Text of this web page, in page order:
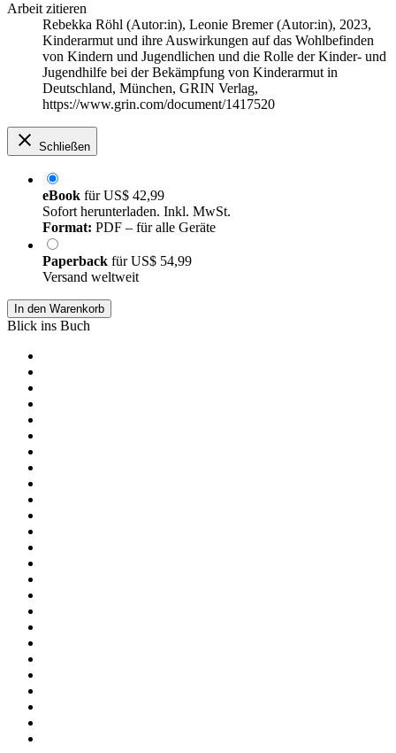
Arbeit zitieren
Rebekka Röhl (Autor:in), Leonie Bremer (Autor:in), 2023,
Kinderarmut und ihre Auswirkungen auf das Wohlbefinden
von Kindern und Jugendlichen und die Rolle der Kinder- und
Jugendhilfe bei der Bekämpfung von Kinderarmut in
Deutschland, München, GRIN Verlag,
https://www.grin.com/document/1417520
Schließen
eBook fürUS$ 42,99
Sofort herunterladen. Inkl. MwSt.
Format: PDF – für alle Geräte
Paperback fürUS$ 54,99
Versand weltweit
In den Warenkorb
Blick ins Buch